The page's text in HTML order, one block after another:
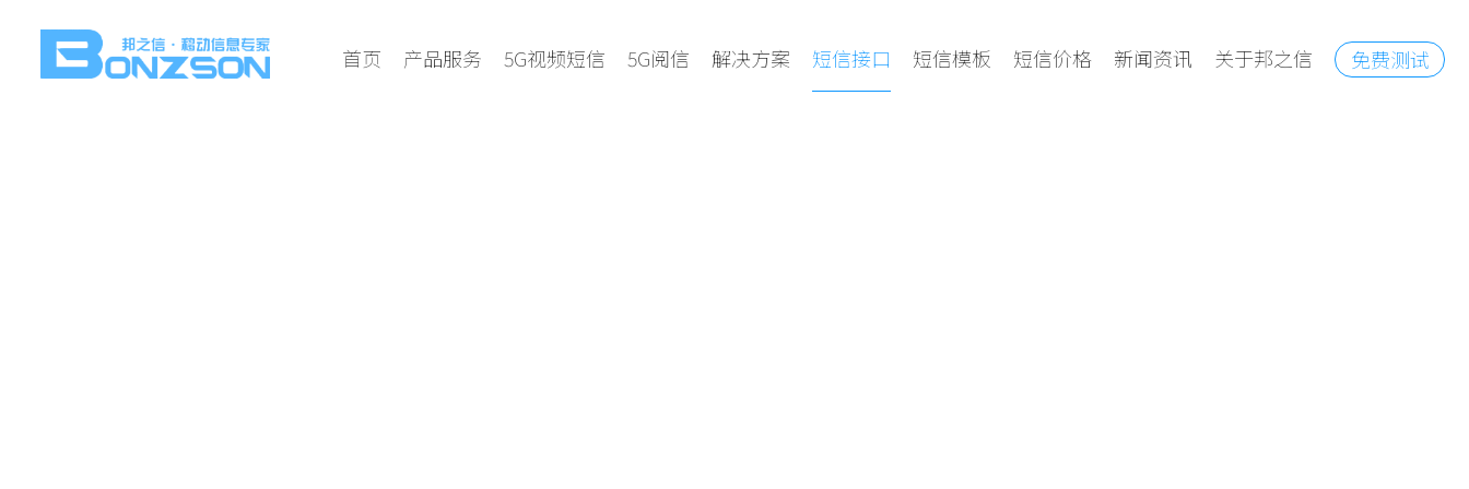
首页 产品服务 5G视频短信 5G阅信 解决方案 短信接口 短信模板 短信价格 新闻资讯 关于邦之信 免费测试